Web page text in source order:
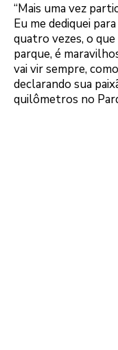
“Mais uma vez
Eu me dediquei
quatro vezes, o
parque, é
vai vir sempre,
declarando sua
quilômetros no